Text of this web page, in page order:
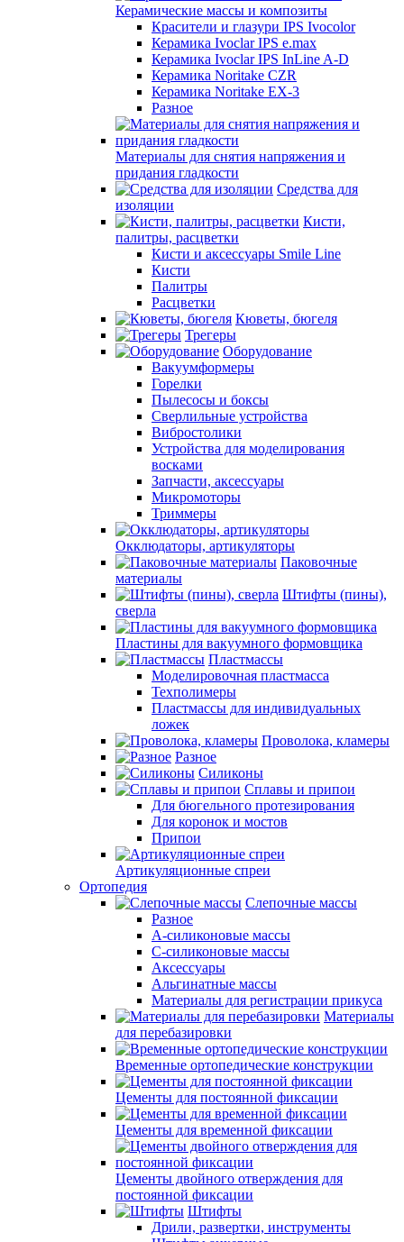
Керамические массы и композиты
Красители и глазури IPS Ivocolor
Керамика Ivoclar IPS e.max
Керамика Ivoclar IPS InLine A-D
Керамика Noritake CZR
Керамика Noritake EX-3
Разное
Материалы для снятия напряжения и
придания гладкости
Средства для
изоляции
Кисти,
палитры, расцветки
Кисти и аксессуары Smile Line
Кисти
Палитры
Расцветки
Кюветы, бюгеля
Трегеры
Оборудование
Вакуумформеры
Горелки
Пылесосы и боксы
Сверлильные устройства
Вибростолики
Устройства для моделирования
восками
Запчасти, аксессуары
Микромоторы
Триммеры
Окклюдаторы, артикуляторы
Паковочные
материалы
Штифты (пины),
сверла
Пластины для вакуумного формовщика
Пластмассы
Моделировочная пластмасса
Техполимеры
Пластмассы для индивидуальных
ложек
Проволока, кламеры
Разное
Силиконы
Сплавы и припои
Для бюгельного протезирования
Для коронок и мостов
Припои
Артикуляционные спреи
Ортопедия
Слепочные массы
Разное
А-силиконовые массы
С-силиконовые массы
Аксессуары
Альгинатные массы
Материалы для регистрации прикуса
Материалы
для перебазировки
Временные ортопедические конструкции
Цементы для постоянной фиксации
Цементы для временной фиксации
Цементы двойного отверждения для
постоянной фиксации
Штифты
Дрили, развертки, инструменты